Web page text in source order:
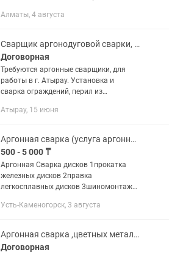
стулья одна ножка отремонтирована
прочный...
Алматы, 4 августа
Сварщик аргонодуговой сварки, нержавейка.
Договорная
Требуются аргонные сварщики, для
работы в г. Атырау. Установка и
сварка ограждений, перил из
помещений. Марка стали AISI204, AISI
Атырау, 15 июня
Аргонная сварка (услуга аргонной сварки )
500 - 5 000 ₸
Аргонная Сварка дисков 1прокатка
железных дисков 2правка
легкосплавных дисков 3шиномонтаж
сварка. 6Реставрация титановых
Усть-Каменогорск, 3 августа
Аргонная сварка ,цветных металлов
Договорная